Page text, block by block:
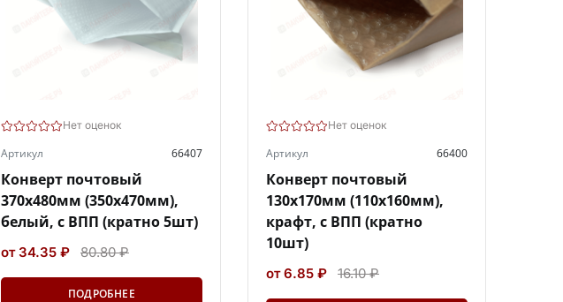
Нет оценок
Артикул 66407
Конверт почтовый
370х480мм (350х470мм),
белый, с ВПП (кратно 5шт)
от 34.35 ₽ 80.80 ₽
ПОДРОБНЕЕ
Нет оценок
Артикул 66400
Конверт почтовый
130х170мм (110х160мм),
крафт, с ВПП (кратно
10шт)
от 6.85 ₽ 16.10 ₽